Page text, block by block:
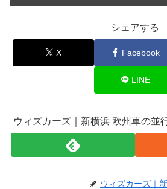
シェアする
X Facebook
LINE
ウィズカーズ｜新横浜 欧州車の並
ウィズカーズ｜